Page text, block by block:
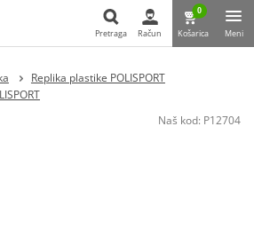
Pretraga Račun
0
Košarica Meni
Replika plastike POLISPORT
Naš kod: P12704